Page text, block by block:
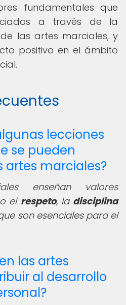
fundamentales que
a través de la
las artes marciales, y
positivo en el ámbito
lecciones
se pueden
artes marciales?
enseñan valores
el respeto, la disciplina
son esenciales para el
las artes
al desarrollo